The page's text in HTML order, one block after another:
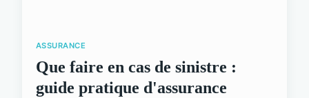
ASSURANCE
Que faire en cas de sinistre :
guide pratique d'assurance